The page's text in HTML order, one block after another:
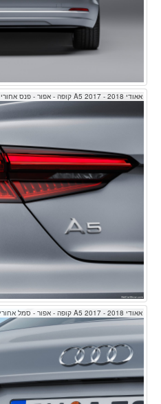
אאודי A5 2017 - 2018 קופה - אפור - פנס אחורי
אאודי A5 2017 - 2018 קופה - אפור - סמל אחורי